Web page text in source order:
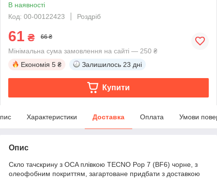
В наявності
Код: 00-00122423
Роздріб
61 ₴ 66 ₴
Мінімальна сума замовлення на сайті — 250 ₴
Економія 5 ₴ Залишилось 23 дні
Купити
Характеристики Доставка Оплата Умови
Опис
Скло тачскрину з OCA плівкою TECNO Pop 7 (BF6) чорне, з
олеофобним покриттям, загартоване придбати з доставкою